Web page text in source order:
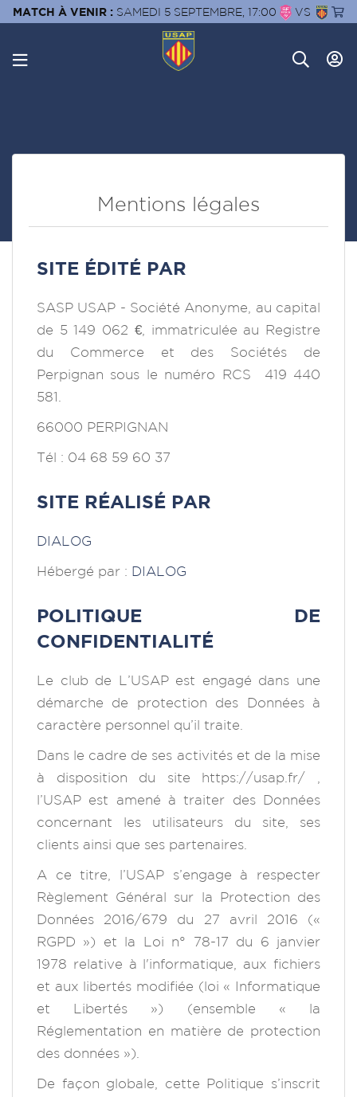
MATCH À VENIR : SAMEDI 5 SEPTEMBRE, 17:00 VS
Mentions légales
SITE ÉDITÉ PAR
SASP USAP - Société Anonyme, au capital
de 5 149 062 €, immatriculée au Registre
du Commerce et des Sociétés de
Perpignan sous le numéro RCS 419 440
581.
66000 PERPIGNAN
Tél : 04 68 59 60 37
SITE RÉALISÉ PAR
DIALOG
Hébergé par : DIALOG
POLITIQUE DE
CONFIDENTIALITÉ
Le club de L’USAP est engagé dans une
démarche de protection des Données à
caractère personnel qu’il traite.
Dans le cadre de ses activités et de la mise
à disposition du site https://usap.fr/ ,
l’USAP est amené à traiter des Données
concernant les utilisateurs du site, ses
clients ainsi que ses partenaires.
A ce titre, l’USAP s’engage à respecter
Règlement Général sur la Protection des
Données 2016/679 du 27 avril 2016 («
RGPD ») et la Loi n° 78-17 du 6 janvier
1978 relative à l'informatique, aux fichiers
et aux libertés modifiée (loi « Informatique
et Libertés ») (ensemble « la
Réglementation en matière de protection
des données »).
De façon globale, cette Politique s’inscrit